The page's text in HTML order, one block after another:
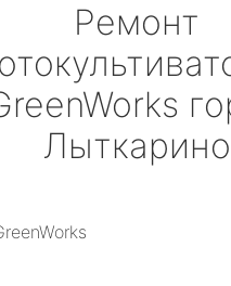
Ремонт
Лыткарино